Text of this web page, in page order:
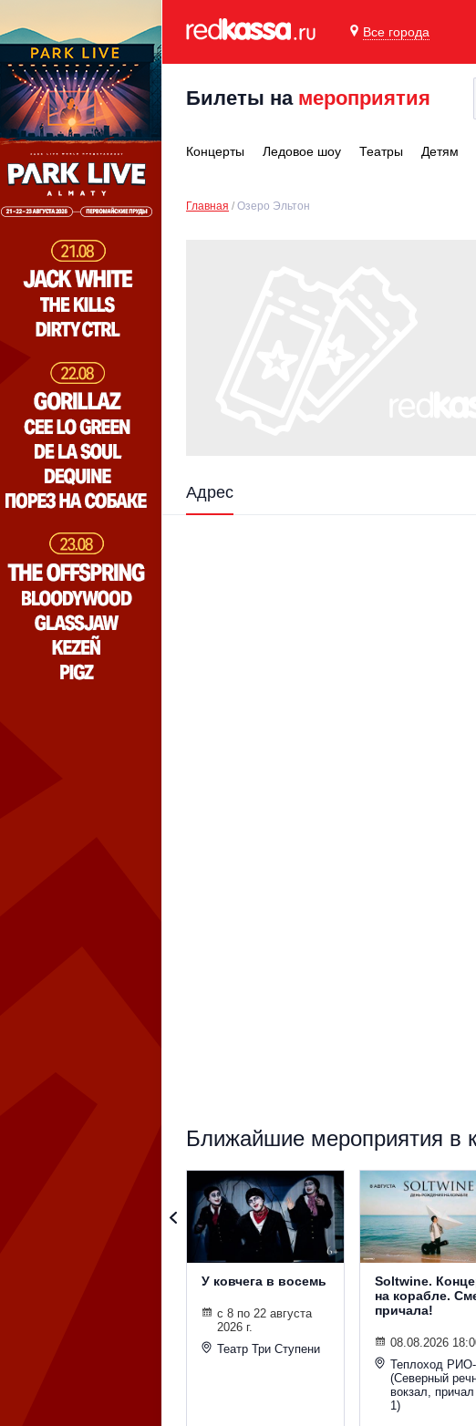
Все города
Билеты на мероприятия
Концерты Ледовое шоу Театры Детям
Главная Озеро Эльтон
Адрес
Ближайшие мероприятия в
У ковчега в восемь
с 8 по 22 августа
2026 г.
Театр Три Ступени
Soltwine.
на корабле.
причала!
08.08.2026
Теплоход
(Северный
вокзал,
1)